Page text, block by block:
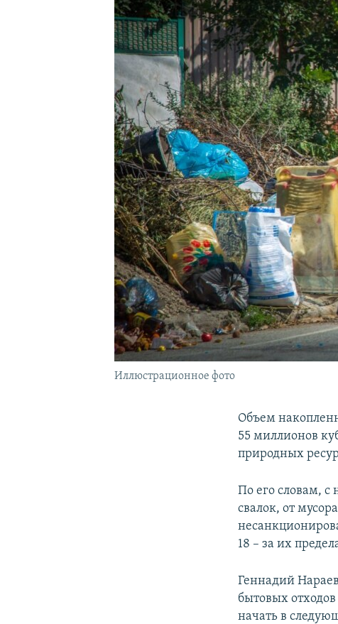
КРЫМ.НЕПОКОРЕННЫЙ
УКРАИНСКАЯ ПРОБЛЕМА КРЫМА
Иллюстрационное фото
Объем
55 миллионов
природных
По его словам,
свалок, от
18 – за их
Геннадий
бытовых
начать в